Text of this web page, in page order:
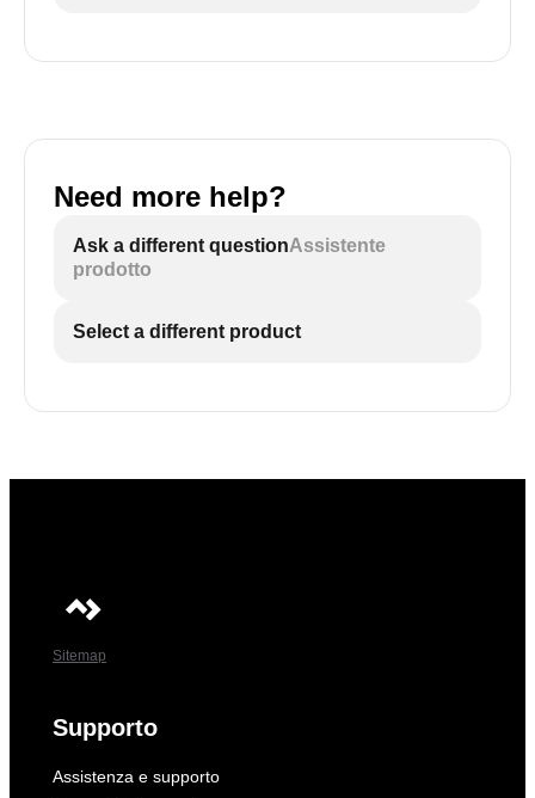
Need more help?
Ask a different questionAssistente
prodotto
Select a different product
Sitemap
Supporto
Assistenza e supporto